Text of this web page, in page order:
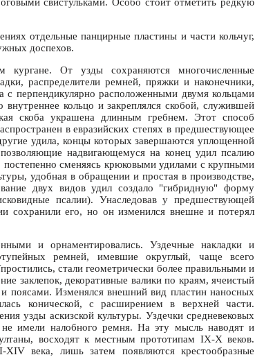
свистульками. Особо стоит отметить редкую
отдельные панцирные пластины и части кольчуг,
доспехов.
кургане. От узды сохраняются многочисленные
распределители ремней, пряжки и наконечники,
перпендикулярно расположенными двумя кольцами
кольцо и закреплялся скобой, служившей
скоба украшена длинным гребнем. Этот способ
в евразийских степях в предшествующее
удила, концы которых завершаются уплощенной
надвигающемуся на конец удил псалию
сменяясь крюковыми удилами с крупными
удобная в обращении и простая в производстве,
двух видов удил создало "гибридную" форму
псалии). Унаследовав у предшествующей
сохранили его, но он изменился внешне и потерял
и орнаментировались. Уздечные накладки и
ремней, имевшие округлый, чаще всего
стали геометрически более правильными и
заклепок, декоративные валики по краям, ячеистый
поясами. Изменялся внешний вид пластин наносных
конической, с расширением в верхней части.
узды аскизской культуры. Уздечки средневековых
имели налобного ремня. На эту мысль наводят и
восходят к местным прототипам IX-X веков.
века, лишь затем появляются крестообразные